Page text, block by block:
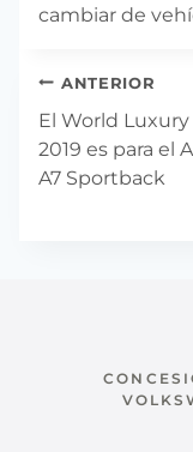
cambiar de
de
entradas
ANTERIOR
El World Luxury
2019 es para el
A7 Sportback